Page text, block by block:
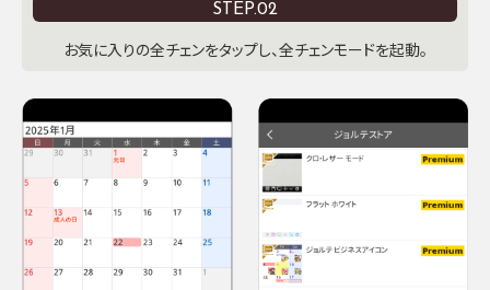
STEP.02
お気に入りの全チェンをタップし、全チェンモードを起動。